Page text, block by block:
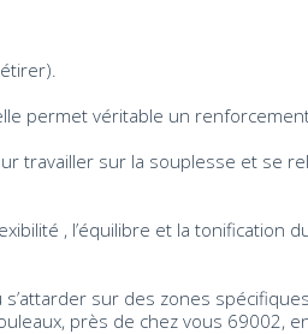
permet véritable un
travailler sur la souplesse et se
, l’équilibre et la
sur des zones
près de chez vous 69002,